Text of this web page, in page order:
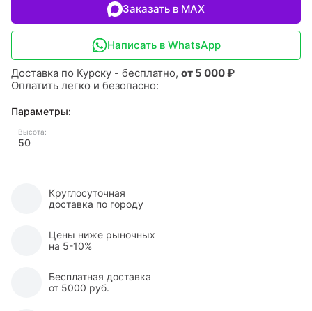
Заказать в MAX
Написать в WhatsApp
Доставка по Курску - бесплатно, от 5 000 ₽
Оплатить легко и безопасно:
Параметры:
Высота:
50
Круглосуточная
доставка по городу
Цены ниже рыночных
на 5-10%
Бесплатная доставка
от 5000 руб.